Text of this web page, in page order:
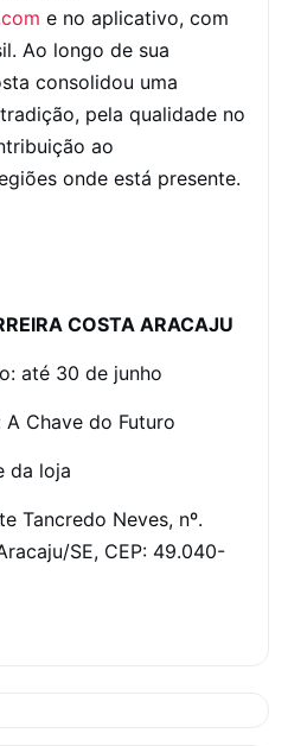
e no aplicativo, com
Ao longo de sua
consolidou uma
pela qualidade no
ao
onde está presente.
COSTA ARACAJU
até 30 de junho
Chave do Futuro
da loja
Tancredo Neves, nº.
SE, CEP: 49.040-